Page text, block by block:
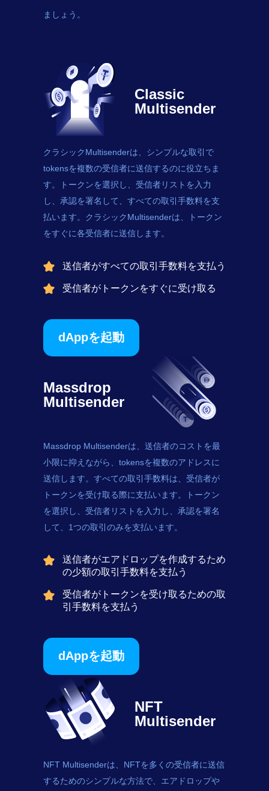
ましょう。
Classic
Multisender
クラシックMultisenderは、シンプルな取引で
tokensを複数の受信者に送信するのに役立ちま
す。トークンを選択し、受信者リストを入力
し、承認を署名して、すべての取引手数料を支
払います。クラシックMultisenderは、トークン
をすぐに各受信者に送信します。
送信者がすべての取引手数料を支払う
受信者がトークンをすぐに受け取る
dAppを起動
Massdrop
Multisender
Massdrop Multisenderは、送信者のコストを最
小限に抑えながら、 tokensを複数のアドレスに
送信します。すべての取引手数料は、受信者が
トークンを受け取る際に支払います。トークン
を選択し、受信者リストを入力し、承認を署名
して、1つの取引のみを支払います。
送信者がエアドロップを作成するため
の少額の取引手数料を支払う
受信者がトークンを受け取るための取
引手数料を支払う
dAppを起動
NFT
Multisender
NFT Multisenderは、NFTを多くの受信者に送信
するためのシンプルな方法で、エアドロップや